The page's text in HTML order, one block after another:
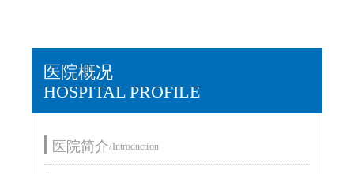
医院概况
HOSPITAL PROFILE
医院简介/Introduction